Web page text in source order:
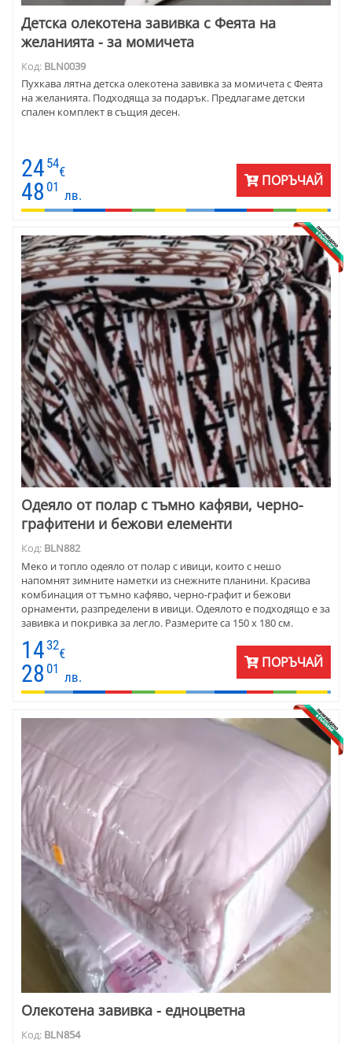
Детска олекотена завивка с Феята на
желанията - за момичета
Код: BLN0039
Пухкава лятна детска олекотена завивка за момичета с Феята
на желанията. Подходяща за подарък. Предлагаме детски
спален комплект в същия десен.
24 54
€
48 01
лв.
ПОРЪЧАЙ
Одеяло от полар с тъмно кафяви, черно-
графитени и бежови елементи
Код: BLN882
Меко и топло одеяло от полар с ивици, които с нешо
напомнят зимните наметки из снежните планини. Красива
комбинация от тъмно кафяво, черно-графит и бежови
орнаменти, разпределени в ивици. Одеялото е подходящо е за
завивка и покривка за легло. Размерите са 150 х 180 см.
14 32
€
28 01
лв.
ПОРЪЧАЙ
Олекотена завивка - едноцветна
Код: BLN854